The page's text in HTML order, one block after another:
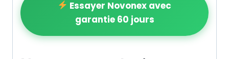
Essayer Novonex avec
garantie 60 jours